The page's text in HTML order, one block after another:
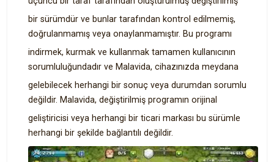
bir sürümdür ve bunlar tarafından kontrol edilmemiş,
doğrulanmamış veya onaylanmamıştır. Bu programı
indirmek, kurmak ve kullanmak tamamen kullanıcının
sorumluluğundadır ve Malavida, cihazınızda meydana
gelebilecek herhangi bir sonuç veya durumdan sorumlu
değildir. Malavida, değiştirilmiş programın orijinal
geliştiricisi veya herhangi bir ticari markası bu sürümle
herhangi bir şekilde bağlantılı değildir.